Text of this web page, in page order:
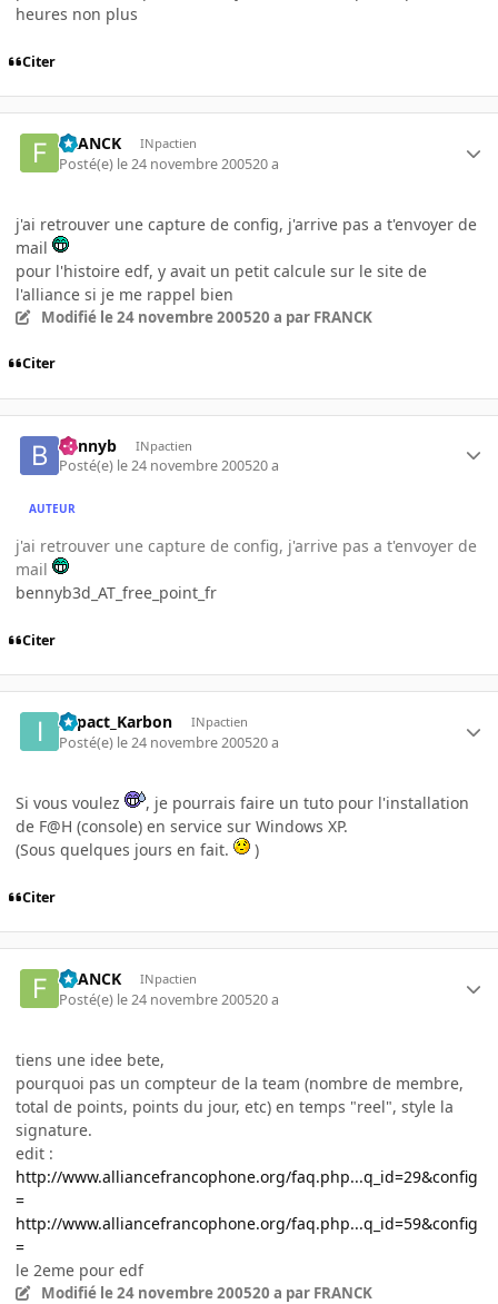
heures non plus
Citer
FRANCK INpactien
Posté(e) le 24 novembre 200520 a
j'ai retrouver une capture de config, j'arrive pas a t'envoyer de
mail
pour l'histoire edf, y avait un petit calcule sur le site de
l'alliance si je me rappel bien
Modifié le 24 novembre 200520 a par FRANCK
Citer
bennyb INpactien
Posté(e) le 24 novembre 200520 a
AUTEUR
j'ai retrouver une capture de config, j'arrive pas a t'envoyer de
mail
bennyb3d_AT_free_point_fr
Citer
INpact_Karbon INpactien
Posté(e) le 24 novembre 200520 a
Si vous voulez
, je pourrais faire un tuto pour l'installation
de F@H (console) en service sur Windows XP.
(Sous quelques jours en fait.
)
Citer
FRANCK INpactien
Posté(e) le 24 novembre 200520 a
tiens une idee bete,
pourquoi pas un compteur de la team (nombre de membre,
total de points, points du jour, etc) en temps "reel", style la
signature.
edit :
http://www.alliancefrancophone.org/faq.php...q_id=29&config
=
http://www.alliancefrancophone.org/faq.php...q_id=59&config
=
le 2eme pour edf
Modifié le 24 novembre 200520 a par FRANCK